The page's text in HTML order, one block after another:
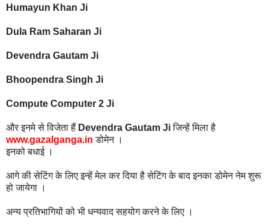
Humayun Khan Ji
Dula Ram Saharan Ji
Devendra Gautam Ji
Bhoopendra Singh Ji
Compute Computer 2 Ji
और इनमे से विजेता हैं Devendra Gautam Jiजिन्हें मिला है
www.gazalganga.in डोमेन ।
इनको बधाई ।
आगे की सेटिंग के लिए इन्हें मेल कर दिया है सेटिंग के बाद इनका डोमेन नेम शुरू
हो जायेगा ।
अन्य प्रतिभागियों को भी धन्यवाद सहयोग करने के लिए ।